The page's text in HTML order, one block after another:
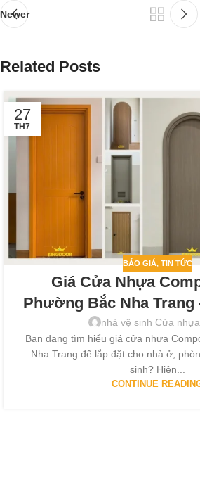
Newer
Related Posts
27
TH7
BÁO GIÁ, TIN TỨC
Giá Cửa Nhựa
Phường Bắc Nha Trang
nhà vệ sinh Cửa nhựa
Bạn đang tìm hiểu giá cửa nhựa
Nha Trang để lắp đặt cho nhà ở,
sinh? Hiện...
CONTINUE